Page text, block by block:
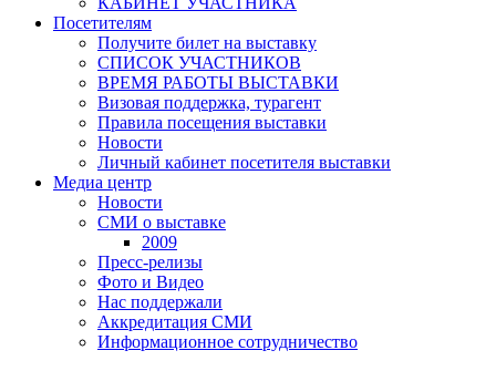
Посетителям
Получите билет на выставку
СПИСОК УЧАСТНИКОВ
ВРЕМЯ РАБОТЫ ВЫСТАВКИ
Визовая поддержка, турагент
Правила посещения выставки
Новости
Личный кабинет посетителя выставки
Медиа центр
Новости
СМИ о выставке
2009
Пресс-релизы
Фото и Видео
Нас поддержали
Аккредитация СМИ
Информационное сотрудничество